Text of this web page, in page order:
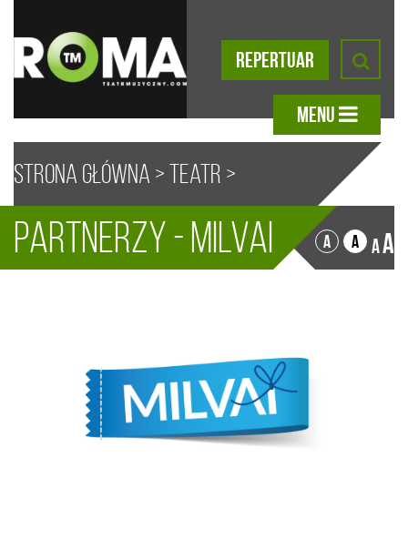
REPERTUAR
MENU
Strona główna >Teatr >
Partnerzy> Milvai A A AA
Partnerzy - Milvai